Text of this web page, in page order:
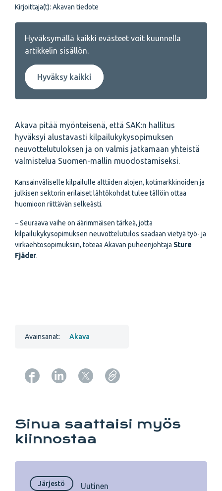
Kirjoittaja(t): Akavan tiedote
Hyväksymällä kaikki evästeet voit kuunnella
artikkelin sisällön.
Hyväksy kaikki
Akava pitää myönteisenä, että SAK:n hallitus
hyväksyi alustavasti kilpailukykysopimuksen
neuvottelutuloksen ja on valmis jatkamaan yhteistä
valmistelua Suomen-mallin muodostamiseksi.
Kansainväliselle kilpailulle alttiiden alojen, kotimarkkinoiden ja
julkisen sektorin erilaiset lähtökohdat tulee tällöin ottaa
huomioon riittävän selkeästi.
– Seuraava vaihe on äärimmäisen tärkeä, jotta
kilpailukykysopimuksen neuvottelutulos saadaan vietyä työ- ja
virkaehtosopimuksiin, toteaa Akavan puheenjohtaja Sture
Fjäder.
Avainsanat: Akava
Sinua saattaisi myös
kiinnostaa
Järjestö Uutinen